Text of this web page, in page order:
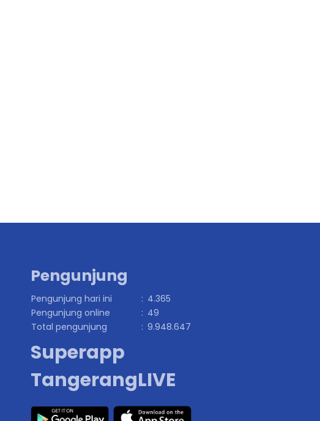
Pengunjung
Pengunjung hari ini : 4.365
Pengunjung online
: 49
Total pengunjung
: 9.948.647
Superapp
TangerangLIVE